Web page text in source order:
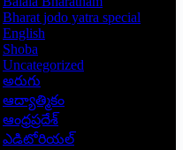
Bharat jodo yatra special
English
Shoba
Uncategorized
అరుగు
ఆద్యాత్మికం
ఆంధ్రప్రదేశ్
ఎడిటోరియల్